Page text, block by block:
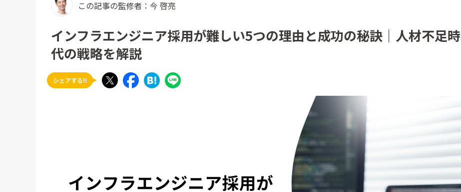
この記事の監修者：今 啓亮
インフラエンジニア採用が難しい5つの理由と成功の秘訣｜人材不足時
代の戦略を解説
シェアする!!